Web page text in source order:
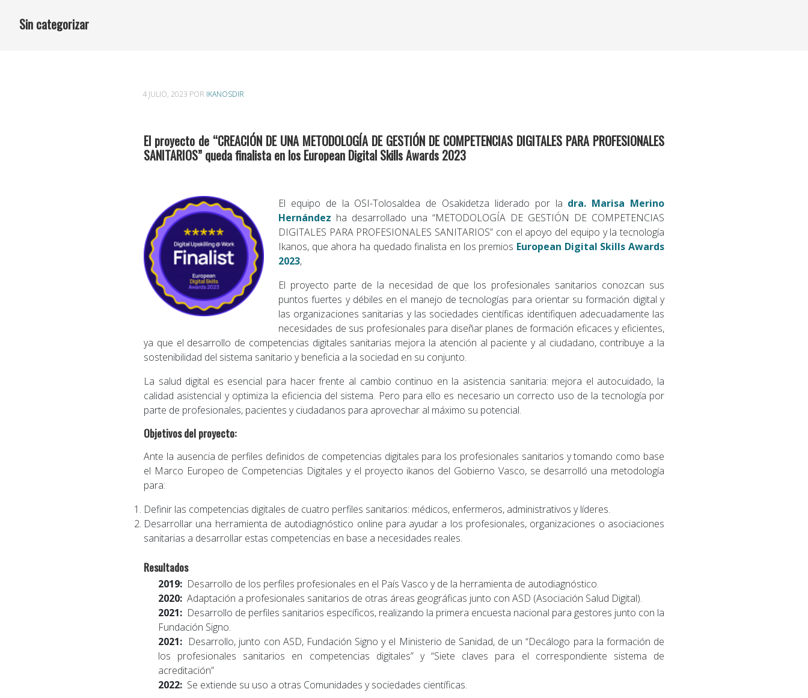
Sin categorizar
4 JULIO, 2023 POR IKANOSDIR
El proyecto de “CREACIÓN DE UNA METODOLOGÍA DE GESTIÓN DE COMPETENCIAS DIGITALES PARA PROFESIONALES
SANITARIOS” queda finalista en los European Digital Skills Awards 2023
El equipo de la OSI-Tolosaldea de Osakidetza liderado por la dra. Marisa Merino
Hernández ha desarrollado una “METODOLOGÍA DE GESTIÓN DE COMPETENCIAS
DIGITALES PARA PROFESIONALES SANITARIOS” con el apoyo del equipo y la tecnología
Ikanos, que ahora ha quedado finalista en los premios European Digital Skills Awards
2023,
El proyecto parte de la necesidad de que los profesionales sanitarios conozcan sus
puntos fuertes y débiles en el manejo de tecnologías para orientar su formación digital y
las organizaciones sanitarias y las sociedades científicas identifiquen adecuadamente las
necesidades de sus profesionales para diseñar planes de formación eficaces y eficientes,
ya que el desarrollo de competencias digitales sanitarias mejora la atención al paciente y al ciudadano, contribuye a la
sostenibilidad del sistema sanitario y beneficia a la sociedad en su conjunto.
La salud digital es esencial para hacer frente al cambio continuo en la asistencia sanitaria: mejora el autocuidado, la
calidad asistencial y optimiza la eficiencia del sistema. Pero para ello es necesario un correcto uso de la tecnología por
parte de profesionales, pacientes y ciudadanos para aprovechar al máximo su potencial.
Objetivos del proyecto:
Ante la ausencia de perfiles definidos de competencias digitales para los profesionales sanitarios y tomando como base
el Marco Europeo de Competencias Digitales y el proyecto ikanos del Gobierno Vasco, se desarrolló una metodología
para:
Definir las competencias digitales de cuatro perfiles sanitarios: médicos, enfermeros, administrativos y líderes.
Desarrollar una herramienta de autodiagnóstico online para ayudar a los profesionales, organizaciones o asociaciones
sanitarias a desarrollar estas competencias en base a necesidades reales.
Resultados
2019: Desarrollo de los perfiles profesionales en el País Vasco y de la herramienta de autodiagnóstico.
2020: Adaptación a profesionales sanitarios de otras áreas geográficas junto con ASD (Asociación Salud Digital).
2021: Desarrollo de perfiles sanitarios específicos, realizando la primera encuesta nacional para gestores junto con la
Fundación Signo.
2021: Desarrollo, junto con ASD, Fundación Signo y el Ministerio de Sanidad, de un “Decálogo para la formación de
los profesionales sanitarios en competencias digitales” y “Siete claves para el correspondiente sistema de
acreditación”
2022: Se extiende su uso a otras Comunidades y sociedades científicas.